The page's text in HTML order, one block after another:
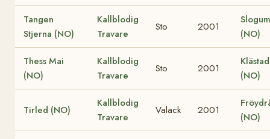
Tangen
Stjerna (NO)
Kallblodig
Travare
Sto 2001
(NO)
Thess Mai
(NO)
Kallblodig
Travare
Sto 2001
(NO)
Tirled (NO)
Kallblodig
Travare
Valack 2001
(NO)